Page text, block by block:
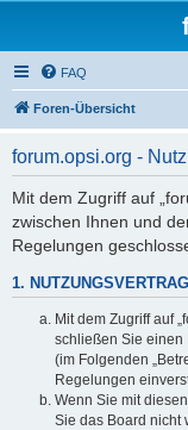
FAQ
Foren-Übersicht
forum.opsi.org -
Mit dem Zugriff auf
zwischen Ihnen und
Regelungen
1. NUTZUNGSVERTRAG
Mit dem Zugriff auf
schließen Sie einen
(im Folgenden
Regelungen
Wenn Sie mit
Sie das Board nicht